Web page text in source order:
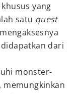
khusus yang
satu quest
dari
monster-